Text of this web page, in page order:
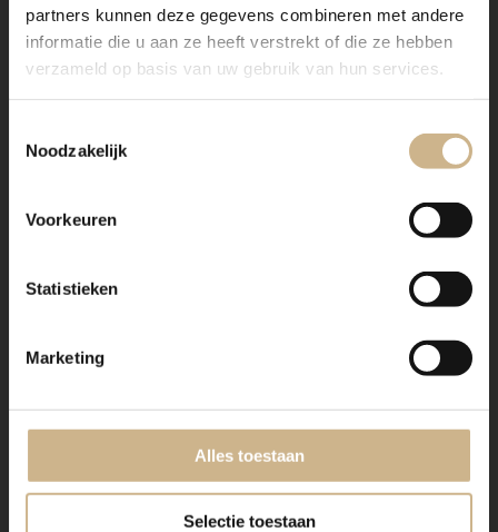
partners kunnen deze gegevens combineren met andere
informatie die u aan ze heeft verstrekt of die ze hebben
verzameld op basis van uw gebruik van hun services.
Noodzakelijk
Voorkeuren
Statistieken
Marketing
Alles toestaan
Selectie toestaan